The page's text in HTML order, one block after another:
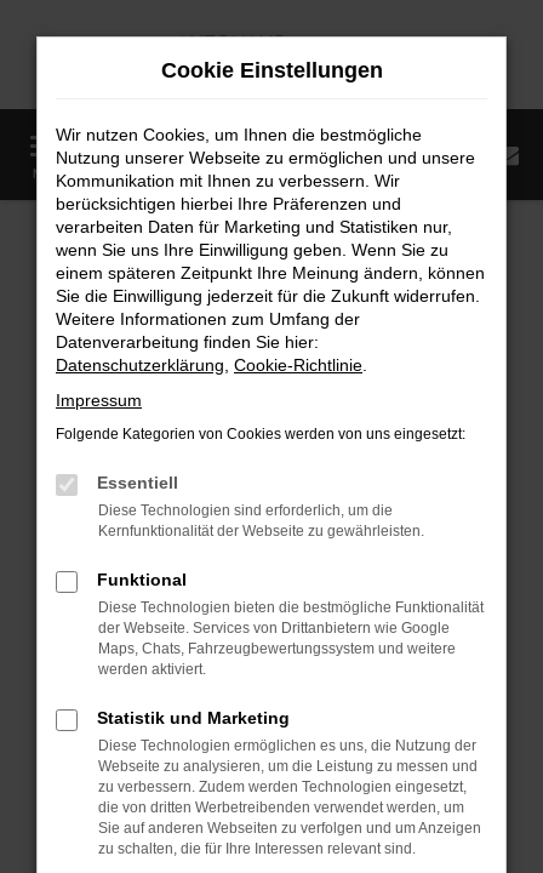
Zum
MENÜ
Startseite Fahrzeugangebote Fahrzeugmarkt
Fahrzeugmarkt
Fehler: Network Error
Beim Laden ist ein Fehler aufgetreten.
Hier sind ein paar Tipps, die dir helfen können:
Überprüfe deine Firewall und deine
Internetverbindung.
deine Suchmaschine?
Prüfe deine Browsererweiterungen.
Manche Erweiterungen, wie Werbeblocker,
können das Laden bestimmter Seiten
anderen Browser oder in einem privaten
Fenster?
Starte dein Gerät neu.
Das kann manchmal helfen,
vorübergehende Probleme zu beheben.
Cookie Einstellungen
Wir nutzen Cookies, um Ihnen die bestmögliche
Nutzung unserer Webseite zu ermöglichen und unsere
Kommunikation mit Ihnen zu verbessern. Wir
berücksichtigen hierbei Ihre Präferenzen und
verarbeiten Daten für Marketing und Statistiken nur,
wenn Sie uns Ihre Einwilligung geben. Wenn Sie zu
einem späteren Zeitpunkt Ihre Meinung ändern, können
Sie die Einwilligung jederzeit für die Zukunft widerrufen.
Weitere Informationen zum Umfang der
Datenverarbeitung finden Sie hier:
Datenschutzerklärung Cookie-Richtlinie
Impressum
Folgende Kategorien von Cookies werden von uns eingesetzt:
Essentiell
Diese Technologien sind erforderlich, um die
Kernfunktionalität der Webseite zu gewährleisten.
Funktional
Diese Technologien bieten die bestmögliche Funktionalität
der Webseite. Services von Drittanbietern wie Google
Maps, Chats, Fahrzeugbewertungssystem und weitere
werden aktiviert.
Statistik und Marketing
Diese Technologien ermöglichen es uns, die Nutzung der
Webseite zu analysieren, um die Leistung zu messen und
zu verbessern. Zudem werden Technologien eingesetzt,
die von dritten Werbetreibenden verwendet werden, um
Sie auf anderen Webseiten zu verfolgen und um Anzeigen
zu schalten, die für Ihre Interessen relevant sind.